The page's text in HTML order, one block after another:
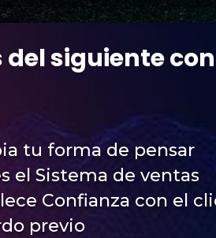
del siguiente
tu forma de pensar
el Sistema de ventas
Confianza con el
previo